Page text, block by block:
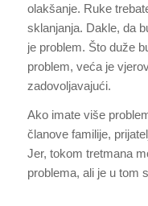
olakšanje. Ruke
sklanjanja. Dakle, da
je problem. Što duže
problem, veća je
zadovoljavajući.
Ako imate više
članove familije,
Jer, tokom tretmana
problema, ali je u tom